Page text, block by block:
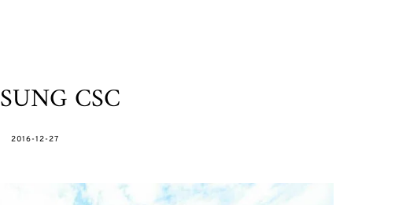
CSC
POSTED
2016-12-27